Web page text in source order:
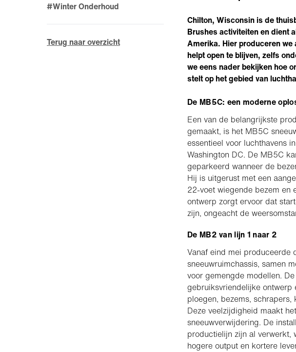
#Winter Onderhoud
Terug naar overzicht
Chilton, Wisconsin is de
Brushes activiteiten en dient
Amerika. Hier produceren
helpt open te blijven, zelfs
we eens nader bekijken hoe
stelt op het gebied van
De MB5C: een moderne
Een van de belangrijkste
gemaakt, is het MB5C
essentieel voor luchthavens
Washington DC. De MB5C
geparkeerd wanneer de
Hij is uitgerust met een
22-voet wiegende bezem en
ontwerp zorgt ervoor dat
zijn, ongeacht de
De MB2 van lijn 1 naar 2
Vanaf eind mei produceerde
sneeuwruimchassis, samen
voor gemengde modellen.
gebruiksvriendelijke ontwerp
ploegen, bezems,
Deze veelzijdigheid maakt
sneeuwverwijdering. De
productielijn zijn al verwerkt,
hogere output en kortere